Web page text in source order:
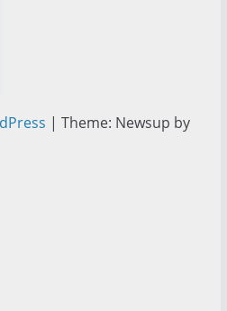
| Theme: Newsup by